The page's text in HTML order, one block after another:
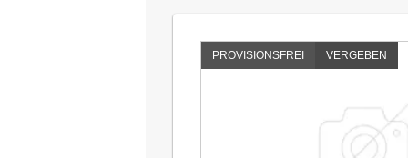
PROVISIONSFREI VERGEBEN